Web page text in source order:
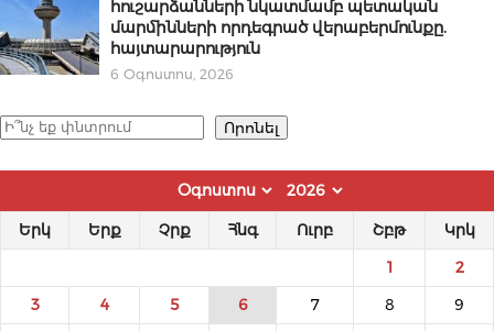
հուշարձանների նկատմամբ պետական
մարմինների որդեգրած վերաբերմունքը.
հայտարարություն
6 Օգոստոս, 2026
Որոնել Որոնել
Երկ Երք Չրք Հնգ Ուրբ Շբթ Կրկ
1 2
3 4 5 6 7 8 9